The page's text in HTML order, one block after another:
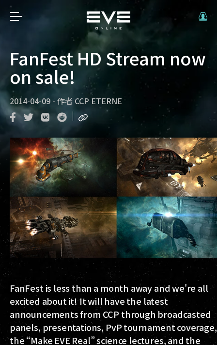
FanFest HD Stream now
on sale!
2014-04-09 - 作者 CCP ETERNE
FanFest is less than a month away and we're all
excited about it! It will have the latest
announcements from CCP through broadcasted
panels, presentations, PvP tournament coverage,
the “Make EVE Real” science lectures, and the